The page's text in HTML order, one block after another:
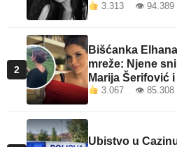
3.313 👁 94.389
2
Bišćanka
mreže: Njene
Marija Šerifović
3.067 👁 85.308
Ubistvo u